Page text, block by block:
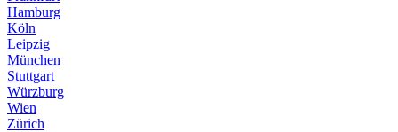
Hamburg
Köln
Leipzig
München
Stuttgart
Würzburg
Wien
Zürich